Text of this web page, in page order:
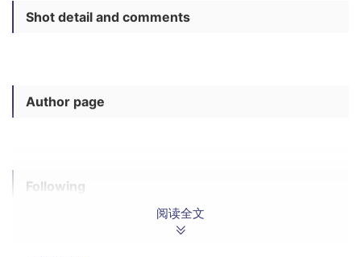
Shot detail and comments
Author page
Following
阅读全文